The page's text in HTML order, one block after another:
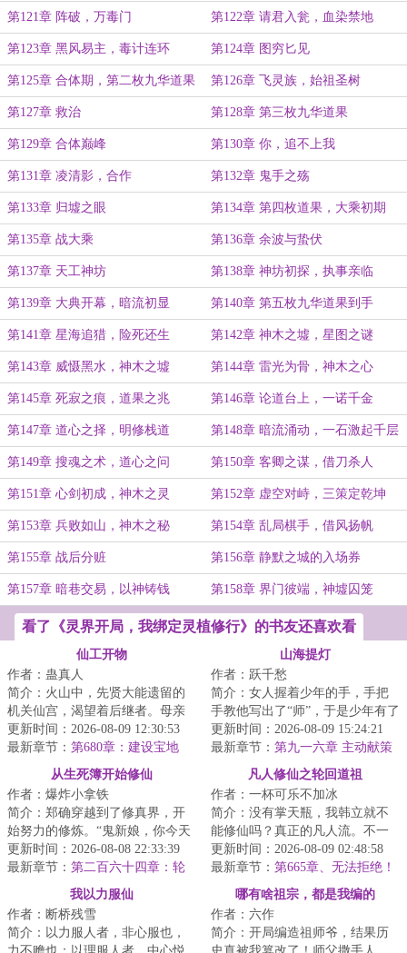
第121章 阵破，万毒门 第122章 请君入瓮，血染禁地
第123章 黑风易主，毒计连环 第124章 图穷匕见
第125章 合体期，第二枚九华道果 第126章 飞灵族，始祖圣树
第127章 救治 第128章 第三枚九华道果
第129章 合体巅峰 第130章 你，追不上我
第131章 凌清影，合作 第132章 鬼手之殇
第133章 归墟之眼 第134章 第四枚道果，大乘初期
第135章 战大乘 第136章 余波与蛰伏
第137章 天工神坊 第138章 神坊初探，执事亲临
第139章 大典开幕，暗流初显 第140章 第五枚九华道果到手
第141章 星海追猎，险死还生 第142章 神木之墟，星图之谜
第143章 威慑黑水，神木之墟 第144章 雷光为骨，神木之心
第145章 死寂之痕，道果之兆 第146章 论道台上，一诺千金
第147章 道心之择，明修栈道 第148章 暗流涌动，一石激起千层
浪
第149章 搜魂之术，道心之问 第150章 客卿之谋，借刀杀人
第151章 心剑初成，神木之灵 第152章 虚空对峙，三策定乾坤
第153章 兵败如山，神木之秘 第154章 乱局棋手，借风扬帆
第155章 战后分赃 第156章 静默之城的入场券
第157章 暗巷交易，以神铸钱 第158章 界门彼端，神墟囚笼
看了《灵界开局，我绑定灵植修行》的书友还喜欢看
仙工开物
作者：蛊真人
简介：火山中，先贤大能遗留的
机关仙宫，渴望着后继者。母亲
舍命争取，获得仙宫宝印，临死
前留给了宁拙。...
更新时间：2026-08-09 12:30:53
最新章节： 第680章：建设宝地
山海提灯
作者：跃千愁
简介：女人握着少年的手，手把
手教他写出了“师”，于是少年有了
姓。山海提灯，与皓月争辉！...
更新时间：2026-08-09 15:24:21
最新章节： 第九一六章 主动献策
从生死簿开始修仙
作者：爆炸小拿铁
简介：郑确穿越到了修真界，开
始努力的修炼。“鬼新娘，你今天
怎么什么都没做？”“灵石矿脉挖了
吗？”“...
更新时间：2026-08-08 22:33:39
最新章节： 第二百六十四章：轮
回命途。（第二更！）
凡人修仙之轮回道祖
作者：一杯可乐不加冰
简介：没有掌天瓶，我韩立就不
能修仙吗？真正的凡人流。不一
样的剧情等着挖掘。本书又名：
《凡人前传》《...
更新时间：2026-08-09 02:48:58
最新章节： 第665章、无法拒绝！
（二合一，今日三更，求订
阅！）
我以力服仙
作者：断桥残雪
简介：以力服人者，非心服也，
哪有啥祖宗，都是我编的
作者：六作
简介：开局编造祖师爷，结果历